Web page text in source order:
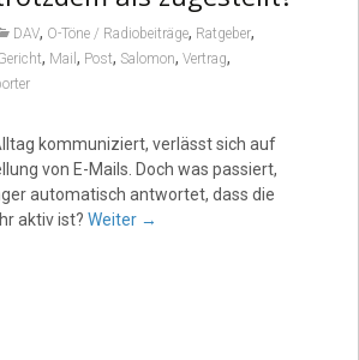
DAV, O-Töne / Radiobeiträge, Ratgeber,
, Mail , Post, Salomon, Vertrag,
kommuniziert, verlässt sich auf
von E-Mails. Doch was passiert,
automatisch antwortet, dass die
aktiv ist? Weiter →